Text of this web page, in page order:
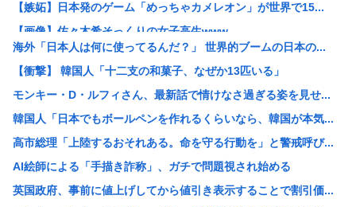
【嫉妬】日本発のゲーム「めっちゃカメレオン」が世界で15...
【画像】佐々木希そっくりの女子高生www
【画像】お前ら、朝からオッサンが握って可愛い子が運んでく...
元ジャンポケ・斉藤慎二被告は“無罪を立証”できる？ 弁護...
Windows11の天気アプリ 待機状態でやたらメモリを...
蓮舫氏「高市首相は歯科受診を8月6日（原爆の日）を避けて...
X民「ゴキブリいたら、誰もが叩く！高市早苗がいたら出てい...
【速報】 斎藤知事、宣戦布告「数十年に渡るその場しのぎの...
日本「火山大国です」←火山の熱を使って発電すればいいので...
海外「日本人は何に使ってるんだ？」 世界的ブームの日本の...
【衝撃】 韓国人「十二支の和菓子、なぜか13匹いる」
モンキー・D・ルフィさん、最新話で情けなさ過ぎる姿を見せ...
韓国人「日本でもボールペンを作れるくらいなら、韓国が本気...
高市総理「上陸するおそれある。命を守る行動を」と警戒呼び...
AI絵師による「手描き詐称」、ガチで問題視され始める
英国政府、事前に値上げしてから値引き表示することで割引価...